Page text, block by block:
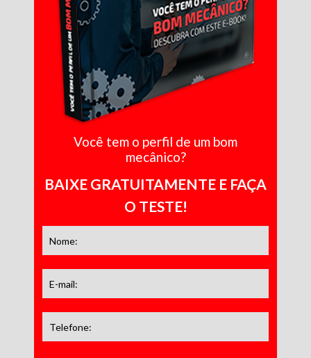
Você tem o perfil de um bom
mecânico?
BAIXE GRATUITAMENTE E FAÇA
O TESTE!